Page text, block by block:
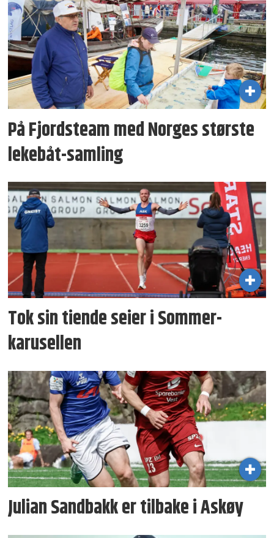
På Fjordsteam med Norges største
lekebåt-samling
Tok sin tiende seier i Sommer­
karusellen
Julian Sandbakk er tilbake i Askøy